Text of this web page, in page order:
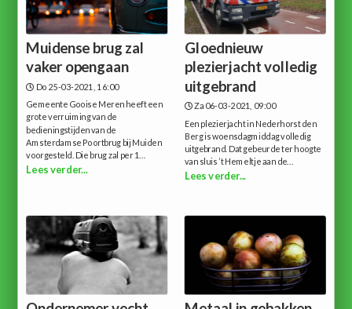
Muidense brug zal
vaker opengaan
Do 25-03-2021, 16:00
Gemeente Gooise Meren heeft een
grote verruiming van de
bedieningstijden van de
Amsterdamse Poortbrug bij Muiden
voorgesteld. Die brug zal per 1...
Lees verder...
Gloednieuw
plezierjacht volledig
uitgebrand
Za 06-03-2021, 09:00
Een plezierjacht in Nederhorst den
Berg is woensdagmiddag volledig
uitgebrand. Dat gebeurde ter hoogte
van sluis ’t Hemeltje aan de...
Lees verder...